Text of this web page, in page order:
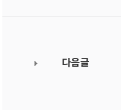
다음글